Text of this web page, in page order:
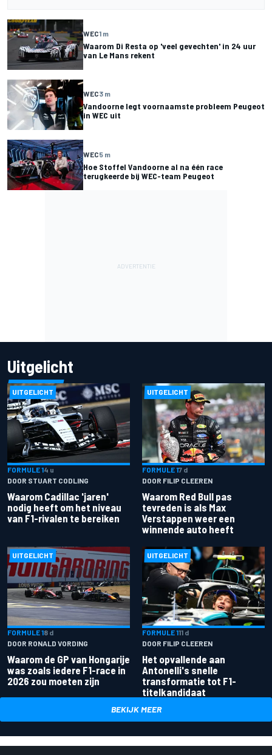
WEC1 m
Waarom Di Resta op 'veel gevechten' in 24 uur
van Le Mans rekent
WEC3 m
Vandoorne legt voornaamste probleem Peugeot
in WEC uit
WEC5 m
Hoe Stoffel Vandoorne al na één race
terugkeerde bij WEC-team Peugeot
Uitgelicht
UITGELICHT
FORMULE 14 u
DOOR STUART CODLING
Waarom Cadillac 'jaren'
nodig heeft om het niveau
van F1-rivalen te bereiken
UITGELICHT
FORMULE 17 d
DOOR FILIP CLEEREN
Waarom Red Bull pas
tevreden is als Max
Verstappen weer een
winnende auto heeft
UITGELICHT
FORMULE 18 d
DOOR RONALD VORDING
Waarom de GP van Hongarije
was zoals iedere F1-race in
2026 zou moeten zijn
UITGELICHT
FORMULE 111 d
DOOR FILIP CLEEREN
Het opvallende aan
Antonelli's snelle
transformatie tot F1-
titelkandidaat
BEKIJK MEER